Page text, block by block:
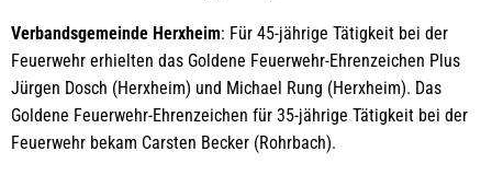
Verbandsgemeinde Herxheim: Für 45-jährige Tätigkeit bei der
Feuerwehr erhielten das Goldene Feuerwehr-Ehrenzeichen Plus
Jürgen Dosch (Herxheim) und Michael Rung (Herxheim). Das
Goldene Feuerwehr-Ehrenzeichen für 35-jährige Tätigkeit bei der
Feuerwehr bekam Carsten Becker (Rohrbach).